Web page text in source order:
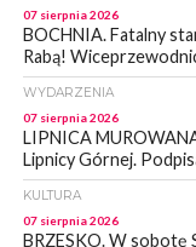
07 sierpnia 2026
BOCHNIA. Fatalny
Rabą!
WYDARZENIA
07 sierpnia 2026
LIPNICA
Lipnicy Górnej.
KULTURA
07 sierpnia 2026
BRZESKO. W sobotę